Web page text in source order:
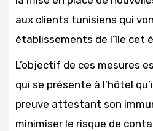
aux clients tunisiens qui
établissements de l’île cet
L’objectif de ces mesures
qui se présente à l’hôtel
preuve attestant son
minimiser le risque de